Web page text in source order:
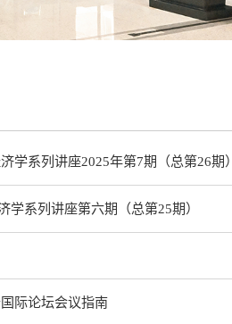
学系列讲座2025年第7期（总第26期）
学系列讲座第六期（总第25期）
际论坛会议指南